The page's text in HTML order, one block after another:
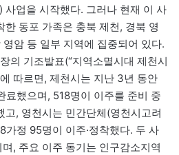
사업을 시작했다. 그러나 현재 이 사
한 동포 가족은 충북 제천, 경북 영
암 등 일부 지역에 집중되어 있다.
의 기조발표(“지역소멸시대 제천시
따르면, 제천시는 지난 3년 동안
료했으며, 518명이 이주를 준비 중
고, 영천시는 민간단체(영천시고려
정 95명이 이주·정착했다. 두 사
, 주요 이주 동기는 인구감소지역